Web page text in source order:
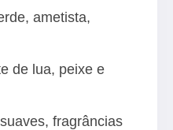
ametista,
de lua, peixe e
fragrâncias